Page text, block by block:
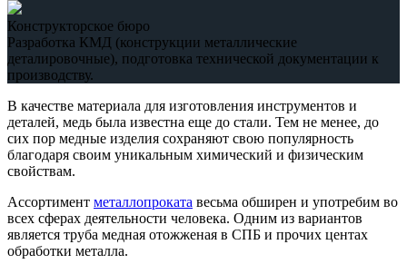
Конструкторское бюро
Разработка КМД (конструкции металлические
деталировочные), подготовка технической документации к
производству.
В качестве материала для изготовления инструментов и
деталей, медь была известна еще до стали. Тем не менее, до
сих пор медные изделия сохраняют свою популярность
благодаря своим уникальным химический и физическим
свойствам.
Ассортимент металлопроката весьма обширен и употребим во
всех сферах деятельности человека. Одним из вариантов
является труба медная отожженая в СПБ и прочих центах
обработки металла.